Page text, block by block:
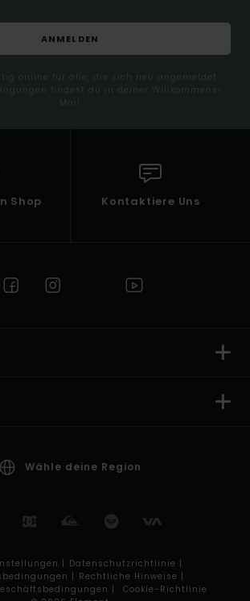
ANMELDEN
online für alle, die sich neu angemeldet
findest du in deiner Willkommens-
Mail
Shop Kontaktiere Uns
Wähle deine Region
| Datenschutzrichtlinie |
| Rechtliche Hinweise |
|
Cookie-Richtlinie